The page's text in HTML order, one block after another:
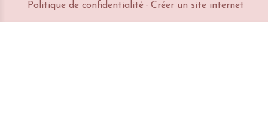
Politique de confidentialité
Créer un site internet